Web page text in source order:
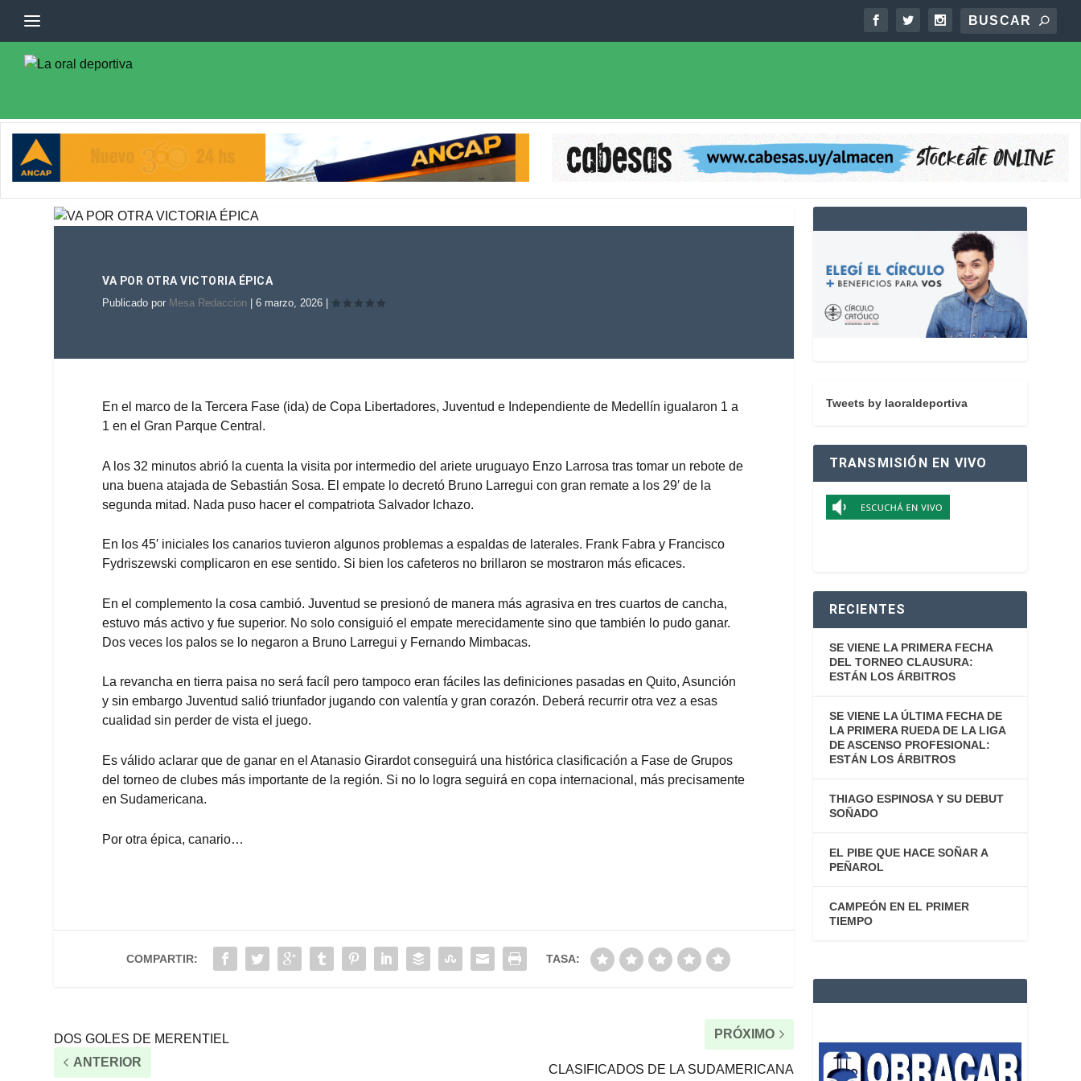
VA POR OTRA VICTORIA ÉPICA
Publicado por Mesa Redaccion |6 marzo, 2026
En el marco de la Tercera Fase (ida) de Copa Libertadores, Juventud e Independiente de Medellín igualaron 1 a
1 en el Gran Parque Central.
A los 32 minutos abrió la cuenta la visita por intermedio del ariete uruguayo Enzo Larrosa tras tomar un rebote de
una buena atajada de Sebastián Sosa. El empate lo decretó Bruno Larregui con gran remate a los 29′ de la
segunda mitad. Nada puso hacer el compatriota Salvador Ichazo.
En los 45′ iniciales los canarios tuvieron algunos problemas a espaldas de laterales. Frank Fabra y Francisco
Fydriszewski complicaron en ese sentido. Si bien los cafeteros no brillaron se mostraron más eficaces.
En el complemento la cosa cambió. Juventud se presionó de manera más agrasiva en tres cuartos de cancha,
estuvo más activo y fue superior. No solo consiguió el empate merecidamente sino que también lo pudo ganar.
Dos veces los palos se lo negaron a Bruno Larregui y Fernando Mimbacas.
La revancha en tierra paisa no será facíl pero tampoco eran fáciles las definiciones pasadas en Quito, Asunción
y sin embargo Juventud salió triunfador jugando con valentía y gran corazón. Deberá recurrir otra vez a esas
cualidad sin perder de vista el juego.
Es válido aclarar que de ganar en el Atanasio Girardot conseguirá una histórica clasificación a Fase de Grupos
del torneo de clubes más importante de la región. Si no lo logra seguirá en copa internacional, más precisamente
en Sudamericana.
Por otra épica, canario…
COMPARTIR: TASA:
DOS GOLES DE MERENTIEL
ANTERIOR
PRÓXIMO
CLASIFICADOS DE LA SUDAMERICANA
Tweets by laoraldeportiva
TRANSMISIÓN EN VIVO
RECIENTES
SE VIENE LA PRIMERA FECHA
DEL TORNEO CLAUSURA:
ESTÁN LOS ÁRBITROS
SE VIENE LA ÚLTIMA FECHA DE
LA PRIMERA RUEDA DE LA LIGA
DE ASCENSO PROFESIONAL:
ESTÁN LOS ÁRBITROS
THIAGO ESPINOSA Y SU DEBUT
SOÑADO
EL PIBE QUE HACE SOÑAR A
PEÑAROL
CAMPEÓN EN EL PRIMER
TIEMPO